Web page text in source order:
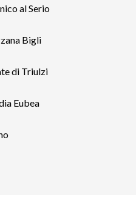
al Serio
Bigli
di Triulzi
Eubea